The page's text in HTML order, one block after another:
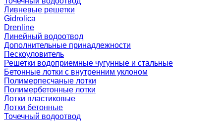
Ливневые решетки
Gidrolica
Drenline
Линейный водоотвод
Дополнительные принадлежности
Пескоуловитель
Решетки водоприемные чугунные и стальные
Бетонные лотки с внутренним уклоном
Полимерпесчаные лотки
Полимербетонные лотки
Лотки пластиковые
Лотки бетонные
Точечный водоотвод